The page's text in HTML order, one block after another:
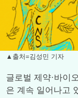
▲출처=김성민 기자
글로벌 제약·바이
은 계속 일어나고